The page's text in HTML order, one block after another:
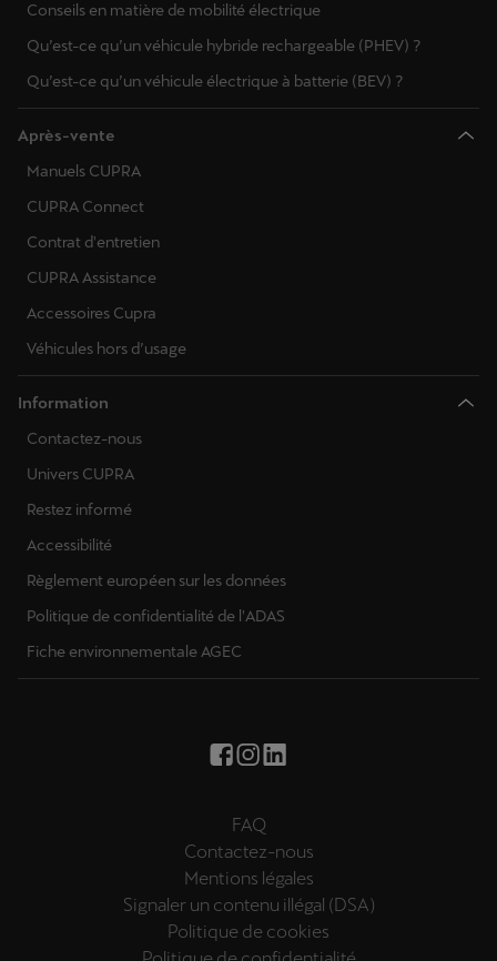
Conseils en matière de mobilité électrique
Qu’est-ce qu’un véhicule hybride rechargeable (PHEV) ?
Qu’est-ce qu’un véhicule électrique à batterie (BEV) ?
Après-vente
Manuels CUPRA
CUPRA Connect
Contrat d'entretien
CUPRA Assistance
Accessoires Cupra
Véhicules hors d’usage
Information
Contactez-nous
Univers CUPRA
Restez informé
Accessibilité
Règlement européen sur les données
Politique de confidentialité de l'ADAS
Fiche environnementale AGEC
FAQ
Contactez-nous
Mentions légales
Signaler un contenu illégal (DSA)
Politique de cookies